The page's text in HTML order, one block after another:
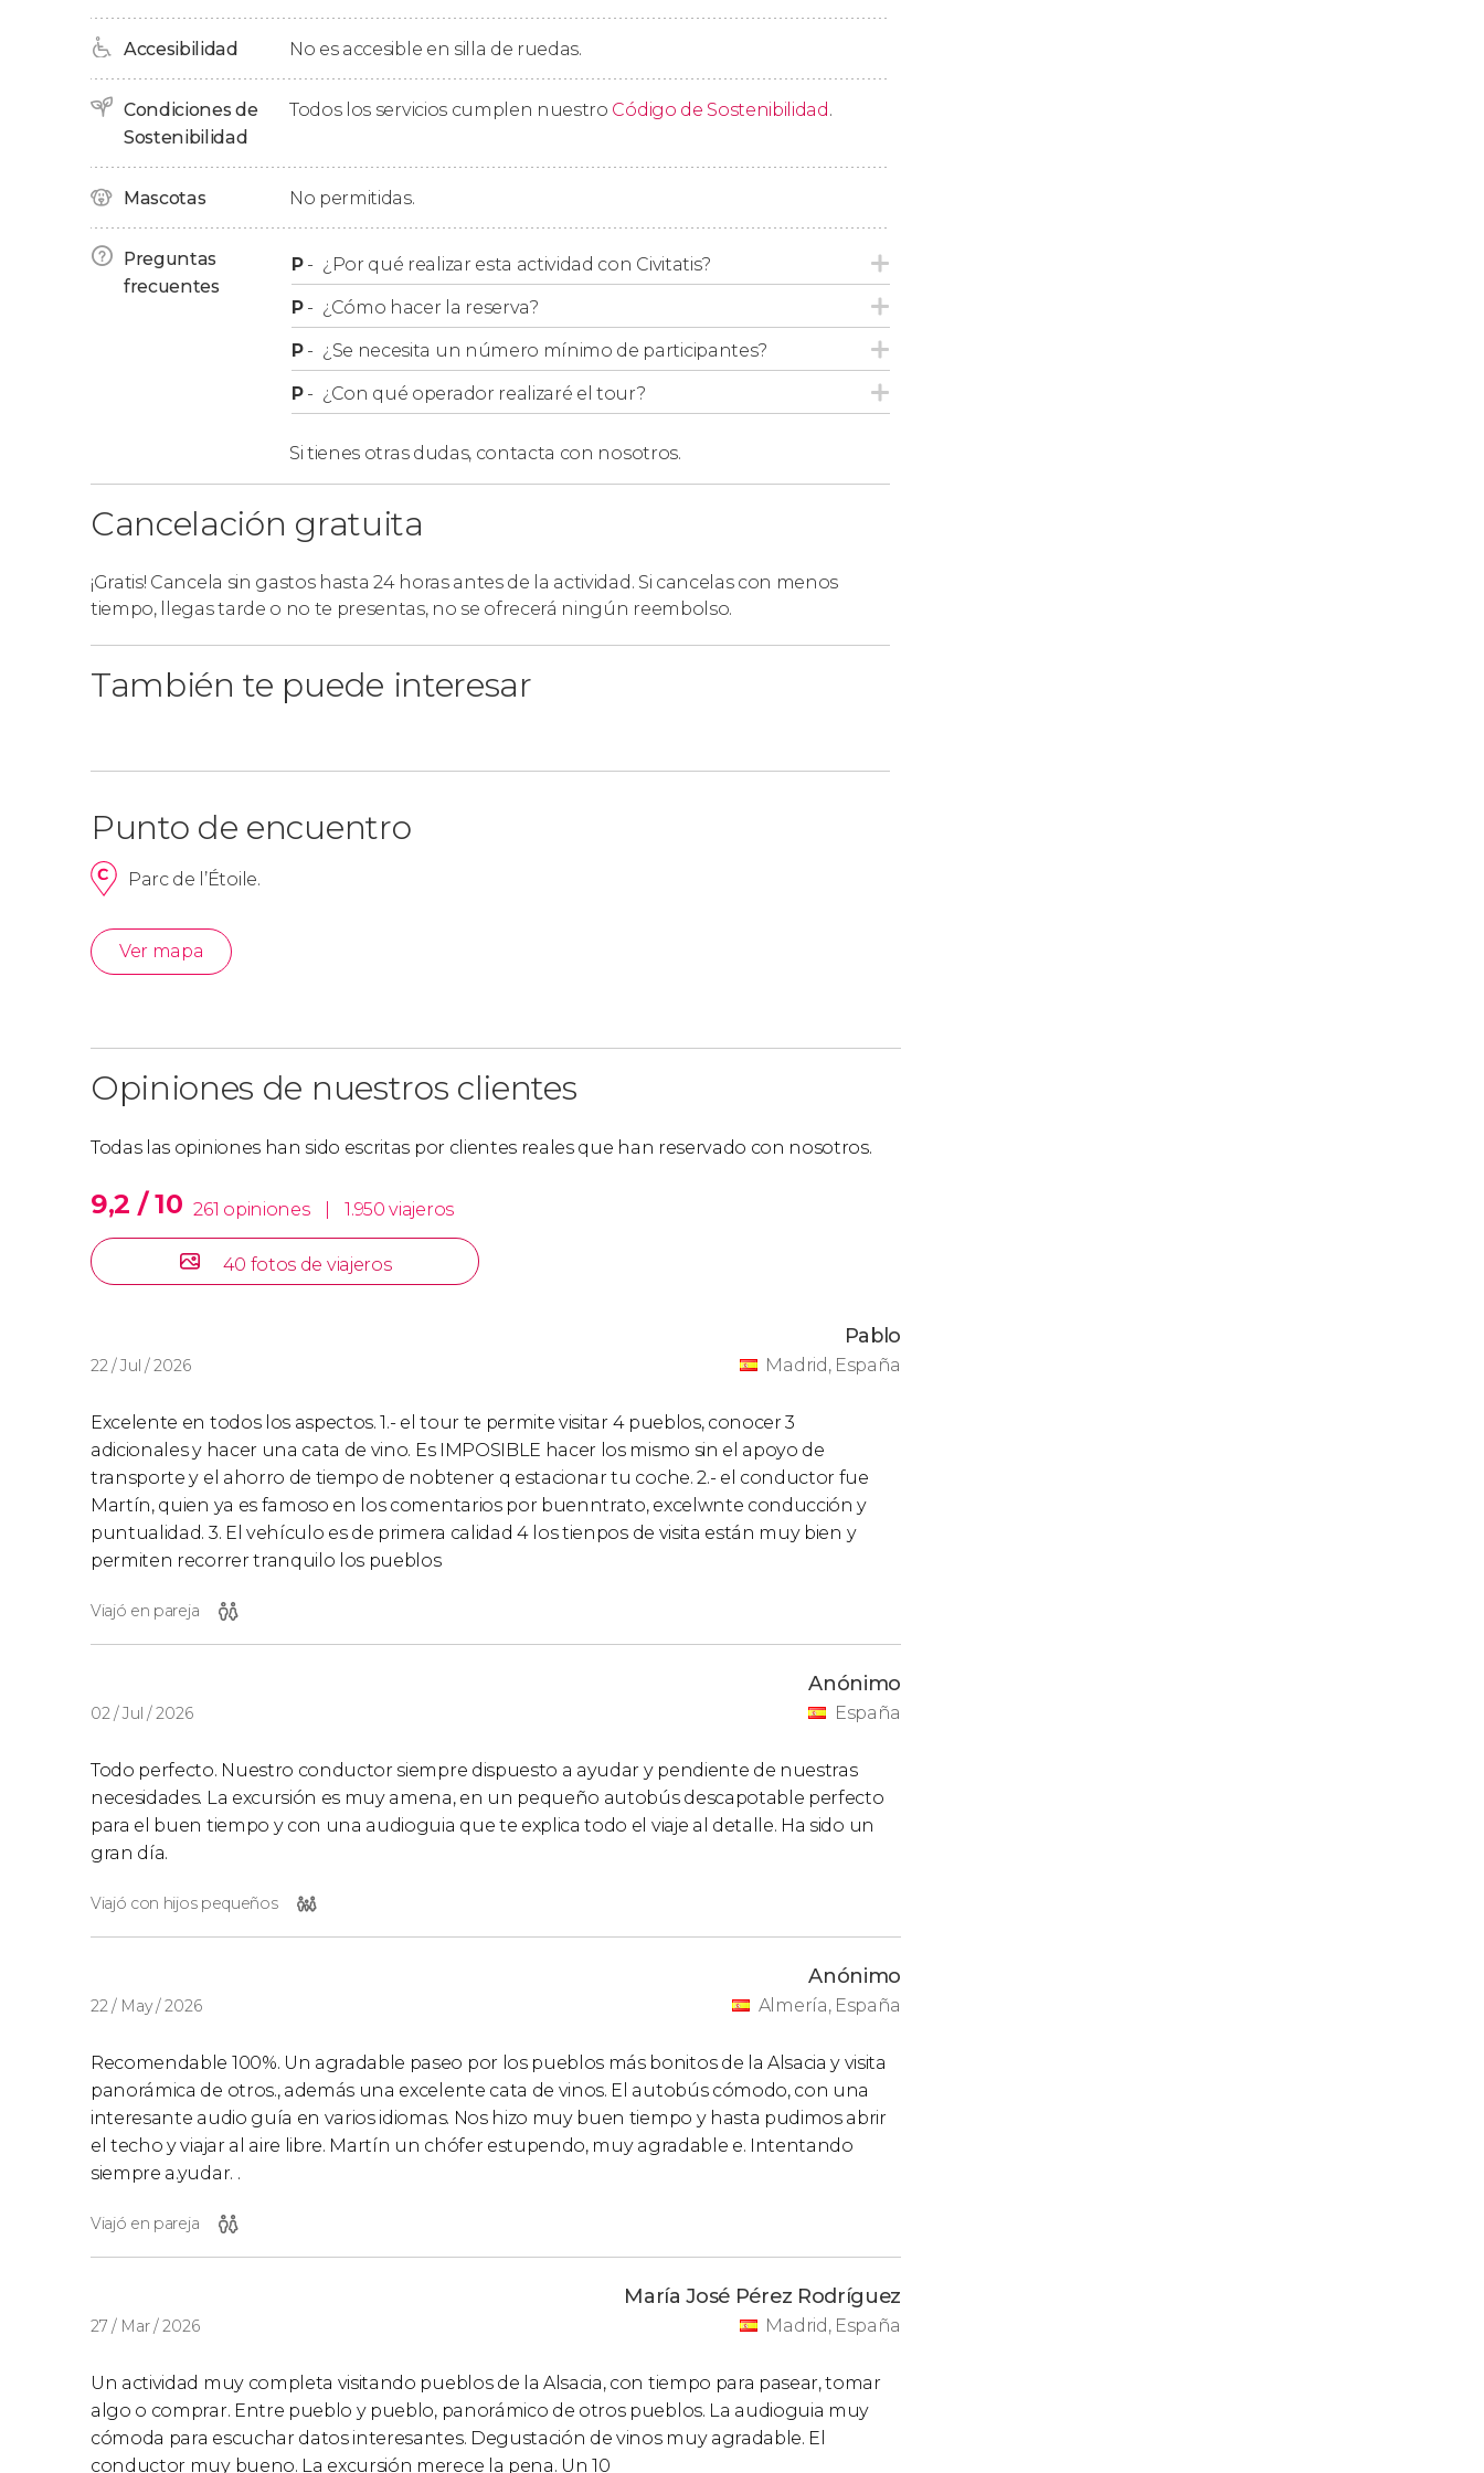
Accesibilidad No es accesible en silla de ruedas.
Condiciones de
Sostenibilidad
Todos los servicios cumplen nuestro Código de Sostenibilidad .
Mascotas No permitidas.
Preguntas
frecuentes
P- ¿Por qué realizar esta actividad con Civitatis?
P- ¿Cómo hacer la reserva?
P- ¿Se necesita un número mínimo de participantes?
P- ¿Con qué operador realizaré el tour?
Si tienes otras dudas, contacta con nosotros.
Cancelación gratuita
¡Gratis! Cancela sin gastos hasta 24 horas antes de la actividad. Si cancelas con menos
tiempo, llegas tarde o no te presentas, no se ofrecerá ningún reembolso.
También te puede interesar
Punto de encuentro
Parc de l’Étoile.
Ver mapa
Opiniones de nuestros clientes
Todas las opiniones han sido escritas por clientes reales que han reservado con nosotros.
9,2 / 10 261 opiniones 1.950 viajeros
40 fotos de viajeros
22 / Jul / 2026
Pablo
Madrid, España
Excelente en todos los aspectos. 1.- el tour te permite visitar 4 pueblos, conocer 3
adicionales y hacer una cata de vino. Es IMPOSIBLE hacer los mismo sin el apoyo de
transporte y el ahorro de tiempo de nobtener q estacionar tu coche. 2.- el conductor fue
Martín, quien ya es famoso en los comentarios por buenntrato, excelwnte conducción y
puntualidad. 3. El vehículo es de primera calidad 4 los tienpos de visita están muy bien y
permiten recorrer tranquilo los pueblos
Viajó en pareja
02 / Jul / 2026
Anónimo
España
Todo perfecto. Nuestro conductor siempre dispuesto a ayudar y pendiente de nuestras
necesidades. La excursión es muy amena, en un pequeño autobús descapotable perfecto
para el buen tiempo y con una audioguia que te explica todo el viaje al detalle. Ha sido un
gran día.
Viajó con hijos pequeños
22 / May / 2026
Anónimo
Almería, España
Recomendable 100%. Un agradable paseo por los pueblos más bonitos de la Alsacia y visita
panorámica de otros., además una excelente cata de vinos. El autobús cómodo, con una
interesante audio guía en varios idiomas. Nos hizo muy buen tiempo y hasta pudimos abrir
el techo y viajar al aire libre. Martín un chófer estupendo, muy agradable e. Intentando
siempre a.yudar. .
Viajó en pareja
27 / Mar / 2026
María José Pérez Rodríguez
Madrid, España
Un actividad muy completa visitando pueblos de la Alsacia, con tiempo para pasear, tomar
algo o comprar. Entre pueblo y pueblo, panorámico de otros pueblos. La audioguia muy
cómoda para escuchar datos interesantes. Degustación de vinos muy agradable. El
conductor muy bueno. La excursión merece la pena. Un 10